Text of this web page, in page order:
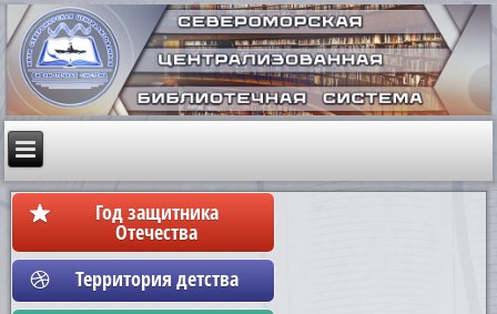
Год защитника
Отечества
Территория детства